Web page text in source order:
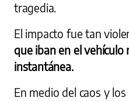
tragedia.
El impacto fue tan
que iban en el
instantánea.
En medio del caos y